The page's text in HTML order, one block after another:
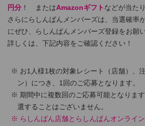
円分 ！ またはAmazonギフト などが当た
さらにらしんばんメンバーズは、当選確
にぜひ、らしんばんメンバーズ登録をお願
詳しくは、下記内容をご確認ください！
お1人様1枚の対象レシート（店舗）、
ン）につき、1回のご応募となります。
期間中に複数回のご応募可能となりま
選することはございません。
らしんばん店舗とらしんばんオンライ